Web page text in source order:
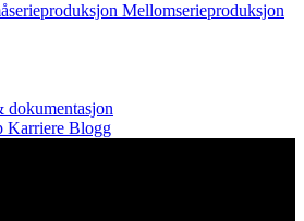
Mellomserieproduksjon
Karriere Blogg